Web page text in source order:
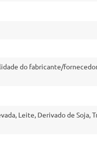
do fabricante/
Leite, Derivado de Soja,